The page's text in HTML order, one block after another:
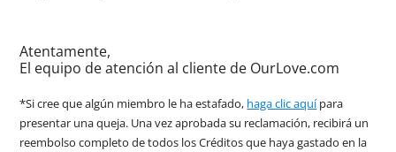
Atentamente,
El equipo de atención al cliente de OurLove.com
*Si cree que algún miembro le ha estafado, haga clic aquípara
presentar una queja. Una vez aprobada su reclamación, recibirá un
reembolso completo de todos los Créditos que haya gastado en la